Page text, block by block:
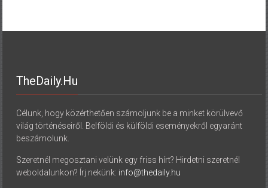
TheDaily.hu
Célunk, hogy közérthetően számoljunk be a minket körülvevő
világ történéseiről. Belföldi és külföldi eseményekről egyaránt
beszámolunk.
Szeretnél megosztani velünk egy friss hírt? Hirdetni szeretnél
weboldalunkon? Írj nekünk: info@thedaily.hu